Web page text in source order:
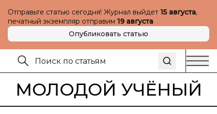
Отправьте статью сегодня! Журнал выйдет 15 августа,
печатный экземпляр отправим 19 августа
Опубликовать статью
МОЛОДОЙ УЧЁНЫЙ